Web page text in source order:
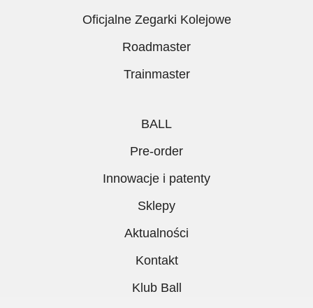
Oficjalne Zegarki Kolejowe
Roadmaster
Trainmaster
BALL
Pre-order
Innowacje i patenty
Sklepy
Aktualności
Kontakt
Klub Ball